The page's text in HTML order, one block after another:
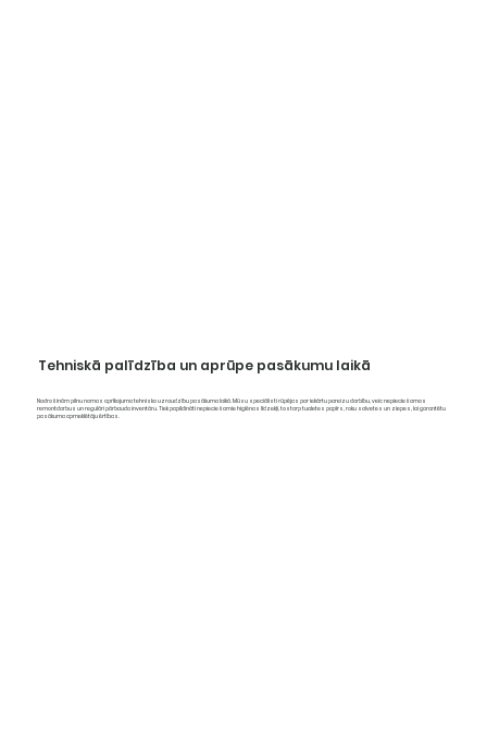
Nodrošinām pilnu nomas aprīkojuma tehnisko uzraudzību pasākuma laikā. Mūsu speciālisti rūpējas par iekārtu pareizu darbību, veic nepieciešamos
remontdarbus un regulāri pārbauda inventāru. Tiek papildināti nepieciešamie higiēnas līdzekļi, tostarp tualetes papīrs, roku salvetes un ziepes, lai garantētu
pasākuma apmeklētāju ērtības.
Tehniskā palīdzība un aprūpe pasākumu laikā